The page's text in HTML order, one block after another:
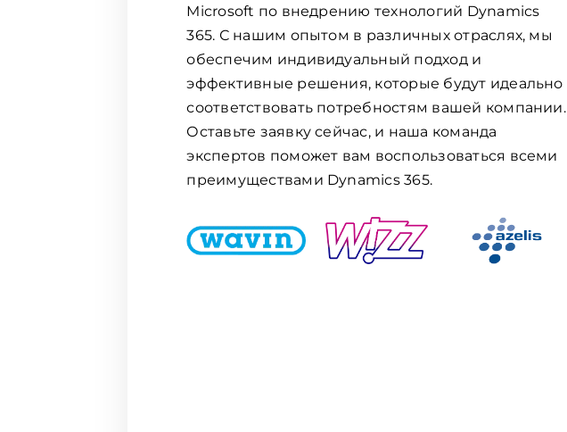
Microsoft по внедрению технологий Dynamics
365. С нашим опытом в различных отраслях, мы
обеспечим индивидуальный подход и
эффективные решения, которые будут идеально
соответствовать потребностям вашей компании.
Оставьте заявку сейчас, и наша команда
экспертов поможет вам воспользоваться всеми
преимуществами Dynamics 365.